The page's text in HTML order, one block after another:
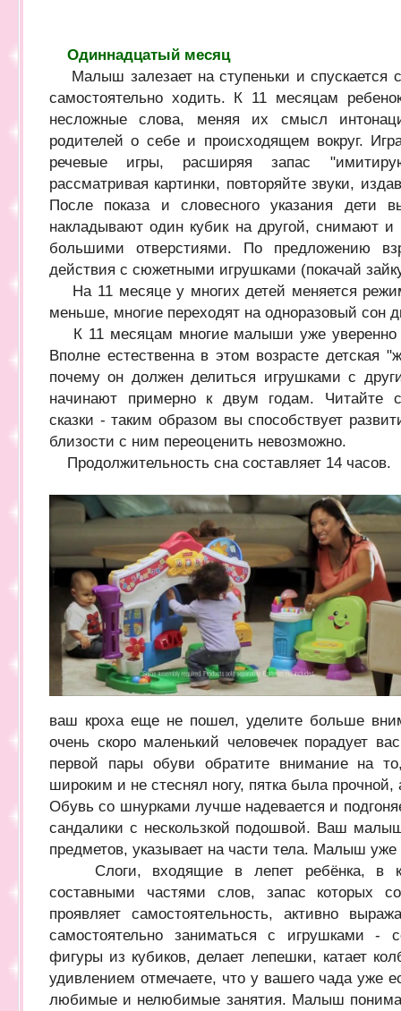
Одиннадцатый месяц
Малыш залезает на ступеньки и спускается с
самостоятельно ходить. К 11 месяцам
несложные слова, меняя их смысл
родителей о себе и происходящем вокруг.
речевые игры, расширяя запас
рассматривая картинки, повторяйте звуки,
После показа и словесного указания дети
накладывают один кубик на другой, снимают
большими отверстиями. По предложению
действия с сюжетными игрушками (покачай
На 11 месяце у многих детей меняется
меньше, многие переходят на одноразовый сон
К 11 месяцам многие малыши уже уверенно
Вполне естественна в этом возрасте детская
почему он должен делиться игрушками с
начинают примерно к двум годам. Читайте
сказки - таким образом вы способствует
близости с ним переоценить невозможно.
Продолжительность сна составляет 14 часов.
ваш кроха еще не пошел, уделите больше
очень скоро маленький человечек порадует
первой пары обуви обратите внимание на
широким и не стеснял ногу, пятка была
Обувь со шнурками лучше надевается и
сандалики с нескользкой подошвой. Ваш
предметов, указывает на части тела. Малыш
Слоги, входящие в лепет ребёнка, в
составными частями слов, запас которых
проявляет самостоятельность, активно
самостоятельно заниматься с игрушками -
фигуры из кубиков, делает лепешки, катает
удивлением отмечаете, что у вашего чада уже
любимые и нелюбимые занятия. Малыш